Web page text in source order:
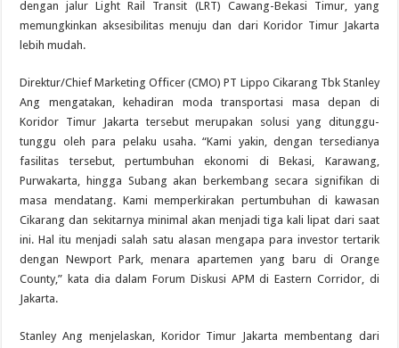
dengan jalur Light Rail Transit (LRT) Cawang-Bekasi Timur, yang
memungkinkan aksesibilitas menuju dan dari Koridor Timur Jakarta
lebih mudah.
Direktur/Chief Marketing Officer (CMO) PT Lippo Cikarang Tbk Stanley
Ang mengatakan, kehadiran moda transportasi masa depan di
Koridor Timur Jakarta tersebut merupakan solusi yang ditunggu-
tunggu oleh para pelaku usaha. “Kami yakin, dengan tersedianya
fasilitas tersebut, pertumbuhan ekonomi di Bekasi, Karawang,
Purwakarta, hingga Subang akan berkembang secara signifikan di
masa mendatang. Kami memperkirakan pertumbuhan di kawasan
Cikarang dan sekitarnya minimal akan menjadi tiga kali lipat dari saat
ini. Hal itu menjadi salah satu alasan mengapa para investor tertarik
dengan Newport Park, menara apartemen yang baru di Orange
County,” kata dia dalam Forum Diskusi APM di Eastern Corridor, di
Jakarta.
Stanley Ang menjelaskan, Koridor Timur Jakarta membentang dari